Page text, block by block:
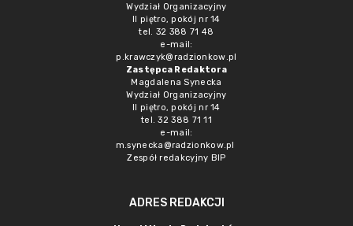
Wydział Organizacyjny
II piętro, pokój nr 14
tel. 32 388 71 48
e-mail:
p.krawczyk@radzionkow.pl
Zastępca Redaktora
Magdalena Synecka
Wydział Organizacyjny
II piętro, pokój nr 14
tel. 32 388 71 11
e-mail:
m.synecka@radzionkow.pl
Zespół redakcyjny BIP
ADRES REDAKCJI